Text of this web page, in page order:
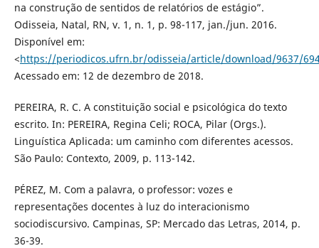
na construção de sentidos de relatórios de estágio”.
Odisseia, Natal, RN, v. 1, n. 1, p. 98-117, jan./jun. 2016.
Disponível em:
<https://periodicos.ufrn.br/odisseia/article/download/9637/
Acessado em: 12 de dezembro de 2018.
PEREIRA, R. C. A constituição social e psicológica do texto
escrito. In: PEREIRA, Regina Celi; ROCA, Pilar (Orgs.).
Linguística Aplicada: um caminho com diferentes acessos.
São Paulo: Contexto, 2009, p. 113-142.
PÉREZ, M. Com a palavra, o professor: vozes e
representações docentes à luz do interacionismo
sociodiscursivo. Campinas, SP: Mercado das Letras, 2014, p.
36-39.